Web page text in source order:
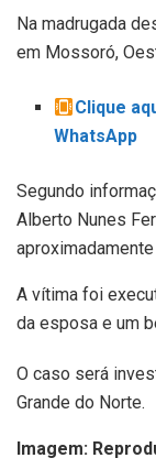
Na madrugada
em Mossoró,
Clique
WhatsApp
Segundo
Alberto Nunes
A vítima foi
da esposa e um
O caso será
Grande do Norte.
Imagem: